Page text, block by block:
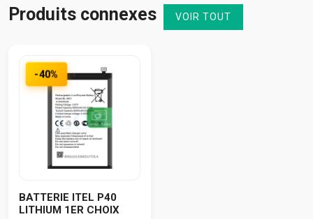
Produits connexes VOIR TOUT
-40%
BATTERIE ITEL P40
LITHIUM 1ER CHOIX